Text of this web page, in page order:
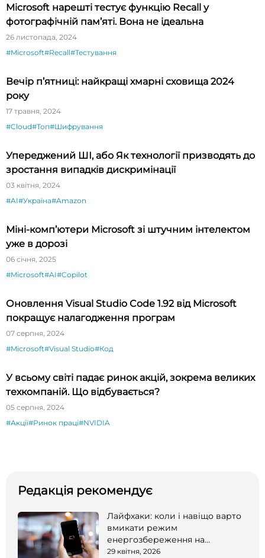
Microsoft нарешті тестує функцію Recall у
фотографічній пам’яті. Вона не ідеальна
26 листопада, 2024
#Microsoft#Recall#Тестування
Вечір п’ятниці: найкращі хмарні сховища 2024
року
17 травня, 2024
#Cloud#Топ#Шифрування
Упереджений ШІ, або Як технології призводять до
зростання випадків дискримінації
03 квітня, 2024
#AI#Україна#Amazon
Міні-комп’ютери Microsoft зі штучним інтелектом
уже в дорозі
06 січня, 2025
#Microsoft#AI#Copilot
Оновлення Visual Studio Code 1.92 від Microsoft
покращує налагодження програм
07 серпня, 2024
#Microsoft#Visual Studio#Код
У всьому світі падає ринок акцій, зокрема великих
техкомпаній. Що відбувається?
05 серпня, 2024
#Акції#Ринок праці#NVIDIA
Редакція рекомендує
Лайфхаки: коли і навіщо варто
вмикати режим
енергозбереження на
смартфоні
29 квітня, 2026